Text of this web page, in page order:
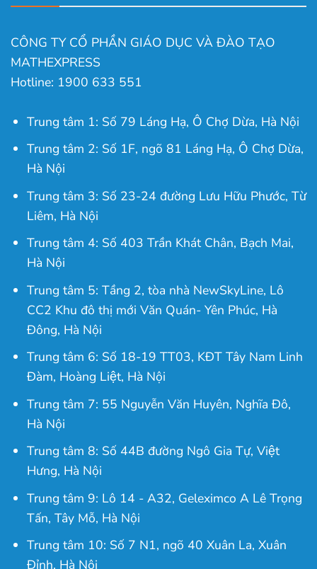
CÔNG TY CỔ PHẦN GIÁO DỤC VÀ ĐÀO TẠO
MATHEXPRESS
Hotline: 1900 633 551
Trung tâm 1: Số 79 Láng Hạ, Ô Chợ Dừa, Hà Nội
Trung tâm 2: Số 1F, ngõ 81 Láng Hạ, Ô Chợ Dừa,
Hà Nội
Trung tâm 3: Số 23-24 đường Lưu Hữu Phước, Từ
Liêm, Hà Nội
Trung tâm 4: Số 403 Trần Khát Chân, Bạch Mai,
Hà Nội
Trung tâm 5: Tầng 2, tòa nhà NewSkyLine, Lô
CC2 Khu đô thị mới Văn Quán- Yên Phúc, Hà
Đông, Hà Nội
Trung tâm 6: Số 18-19 TT03, KĐT Tây Nam Linh
Đàm, Hoàng Liệt, Hà Nội
Trung tâm 7: 55 Nguyễn Văn Huyên, Nghĩa Đô,
Hà Nội
Trung tâm 8: Số 44B đường Ngô Gia Tự, Việt
Hưng, Hà Nội
Trung tâm 9: Lô 14 - A32, Geleximco A Lê Trọng
Tấn, Tây Mỗ, Hà Nội
Trung tâm 10: Số 7 N1, ngõ 40 Xuân La, Xuân
Đỉnh, Hà Nội